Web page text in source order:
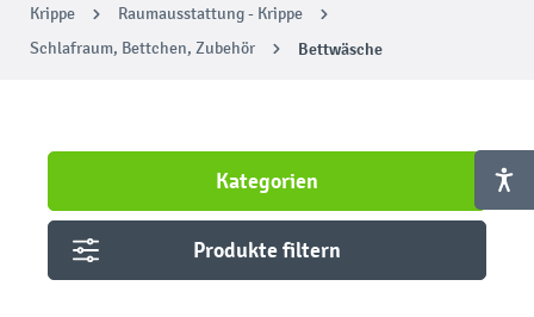
Krippe
Raumausstattung - Krippe
Schlafraum, Bettchen, Zubehör
Bettwäsche
Kategorien
Produkte filtern